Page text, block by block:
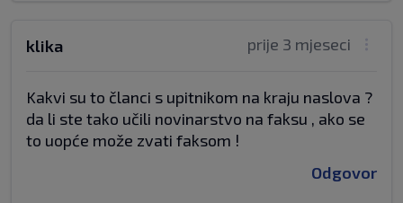
prije 3 mjeseci
klika
Kakvi su to članci s upitnikom na kraju naslova ?
da li ste tako učili novinarstvo na faksu , ako se
to uopće može zvati faksom !
Odgovor